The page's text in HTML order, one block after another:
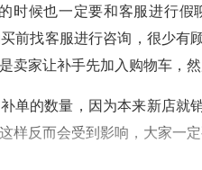
时候也一定要和客服进行
前找客服进行咨询，很少有
卖家让补手先加入购物车，然
单的数量，因为本来新店就
样反而会受到影响，大家一定